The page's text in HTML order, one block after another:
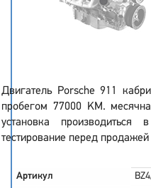
Двигатель Porsche 911
пробегом 77000 KM.
установка
тестирование перед
Артикул